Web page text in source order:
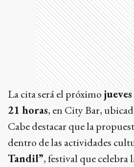
La cita será el próximo
21 horas, en City Bar,
Cabe destacar que la
dentro de las actividades
Tandil”, festival que celebra